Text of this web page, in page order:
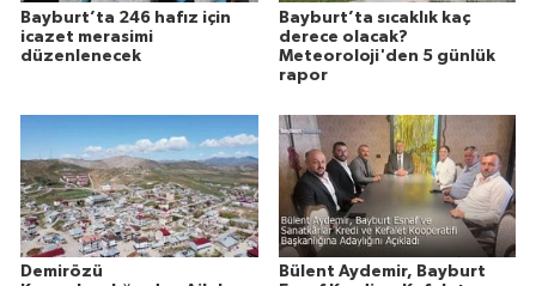
Bayburt’ta 246 hafız için
icazet merasimi
düzenlenecek
Bayburt’ta sıcaklık kaç
derece olacak?
Meteoroloji'den 5 günlük
rapor
Demirözü
Bülent Aydemir, Bayburt